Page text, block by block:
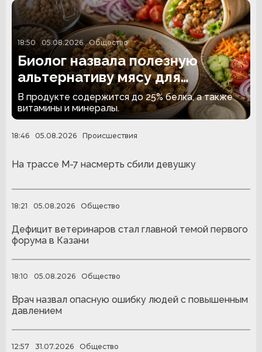
18:50 05.08.2026 Общество
Биолог назвала полезную
альтернативу мясу для
вегетарианцев
В продукте содержится до 25% белка, а также
витамины и минералы.
18:46 05.08.2026 Происшествия
На трассе М-7 насмерть сбили девушку
18:21 05.08.2026 Общество
Дефицит ветеринаров стал главной темой первого
форума в Казани
18:10 05.08.2026 Общество
Врач назвал опасную ошибку людей с повышенным
давлением
12:57 31.07.2026 Общество